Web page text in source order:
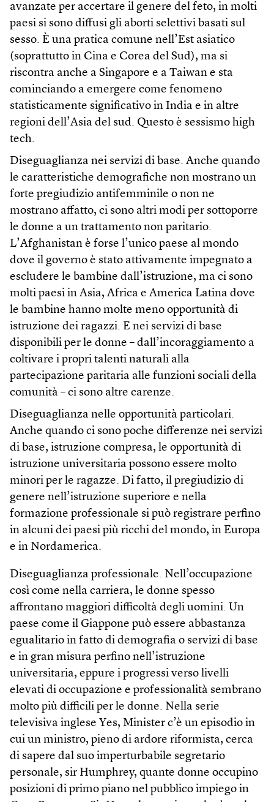
avanzate per accertare il genere del feto, in molti
paesi si sono diffusi gli aborti selettivi basati sul
sesso. È una pratica comune nell’Est asiatico
(soprattutto in Cina e Corea del Sud), ma si
riscontra anche a Singapore e a Taiwan e sta
cominciando a emergere come fenomeno
statisticamente significativo in India e in altre
regioni dell’Asia del sud. Questo è sessismo high
tech.
Diseguaglianza nei servizi di base. Anche quando
le caratteristiche demografiche non mostrano un
forte pregiudizio antifemminile o non ne
mostrano affatto, ci sono altri modi per sottoporre
le donne a un trattamento non paritario.
L’Afghanistan è forse l’unico paese al mondo
dove il governo è stato attivamente impegnato a
escludere le bambine dall’istruzione, ma ci sono
molti paesi in Asia, Africa e America Latina dove
le bambine hanno molte meno opportunità di
istruzione dei ragazzi. E nei servizi di base
disponibili per le donne – dall’incoraggiamento a
coltivare i propri talenti naturali alla
partecipazione paritaria alle funzioni sociali della
comunità – ci sono altre carenze.
Diseguaglianza nelle opportunità particolari.
Anche quando ci sono poche differenze nei servizi
di base, istruzione compresa, le opportunità di
istruzione universitaria possono essere molto
minori per le ragazze. Di fatto, il pregiudizio di
genere nell’istruzione superiore e nella
formazione professionale si può registrare perfino
in alcuni dei paesi più ricchi del mondo, in Europa
e in Nordamerica.
Diseguaglianza professionale. Nell’occupazione
così come nella carriera, le donne spesso
affrontano maggiori difficoltà degli uomini. Un
paese come il Giappone può essere abbastanza
egualitario in fatto di demografia o servizi di base
e in gran misura perfino nell’istruzione
universitaria, eppure i progressi verso livelli
elevati di occupazione e professionalità sembrano
molto più difficili per le donne. Nella serie
televisiva inglese Yes, Minister c’è un episodio in
cui un ministro, pieno di ardore riformista, cerca
di sapere dal suo imperturbabile segretario
personale, sir Humphrey, quante donne occupino
posizioni di primo piano nel pubblico impiego in